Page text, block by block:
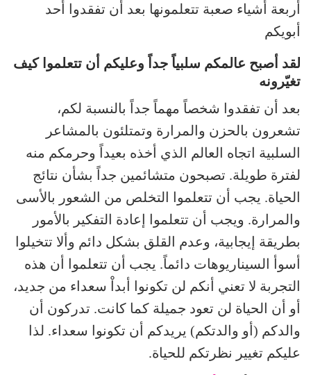
أربعة أشياء صعبة تتعلمونها بعد أن تفقدوا أحد
أبويكم
لقد أصبح عالمكم سلبياً جداً وعليكم أن تتعلموا كيف
تغيّرونه
بعد أن تفقدوا شخصاً مهماً جداً بالنسبة لكم،
تشعرون بالحزن والمرارة وتمتلئون بالمشاعر
السلبية اتجاه العالم الذي أخذه بعيداً وحرمكم منه
لفترة طويلة. تصبحون متشائمين جداً بشأن نتائج
الحياة. يجب أن تتعلموا التخلص من الشعور بالأسى
والمرارة. ويجب أن تتعلموا إعادة التفكير بالأمور
بطريقة إيجابية، وعدم القلق بشكل دائم وألا تتخيلوا
أسوأ السيناريوهات دائماً. يجب أن تتعلموا أن هذه
التجربة لا تعني أنكم لن تكونوا أبداْ سعداء من جديد،
أو أن الحياة لن تعود جميلة كما كانت. تدركون أن
والدكم (أو والدتكم) يريدكم أن تكونوا سعداء. لذا
عليكم تغيير نظرتكم للحياة.